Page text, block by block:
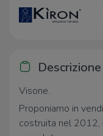
Descrizione
Visone.
Proponiamo in
costruita nel 2012,